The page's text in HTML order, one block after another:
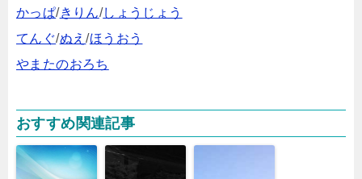
かっぱ/きりん/しょうじょう
てんぐ/ぬえ/ほうおう
やまたのおろち
おすすめ関連記事